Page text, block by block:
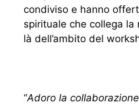
condiviso e hanno
spirituale che collega
là dell’ambito del
“Adoro la